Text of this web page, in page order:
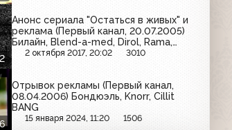
МТС, Копейка, Perfect Fit
Анонс сериала "Остаться в живых" и
реклама (Первый канал, 20.07.2005)
Билайн, Blend-a-med, Dirol, Rama,
Veet, Роллтон, Pantene
2 октября 2017, 20:02 3010
Отрывок рекламы (Первый канал,
08.04.2006) Бондюэль, Knorr, Cillit
BANG
15 января 2024, 11:20 1506